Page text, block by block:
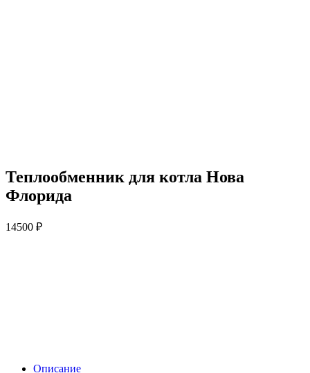
Теплообменник для котла Нова
Флорида
14500 ₽
Описание